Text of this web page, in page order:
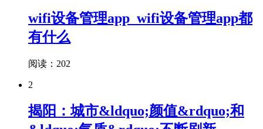
wifi设备管理app_wifi设备管理app都
有什么
阅读：202
2
揭阳：城市&ldquo;颜值&rdquo;和